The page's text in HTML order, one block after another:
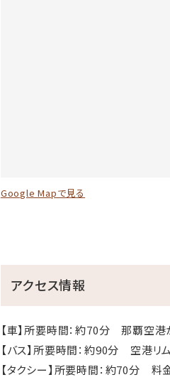
Google Mapで見る
アクセス情報
【車】所要時間：約70分 那覇空
【バス】所要時間：約90分 空港リ
【タクシー】所要時間：約70分 料